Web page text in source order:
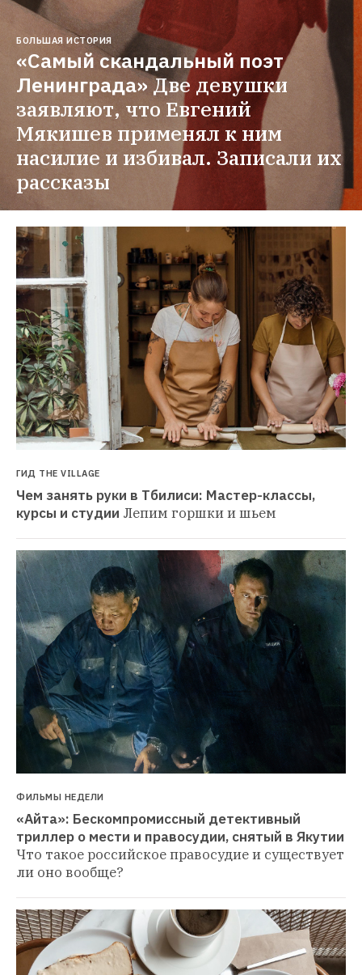
БОЛЬШАЯ ИСТОРИЯ
«Самый скандальный поэт
Ленинграда»Две девушки
заявляют, что Евгений
Мякишев применял к ним
насилие и избивал. Записали их
рассказы
ГИД THE VILLAGE
Чем занять руки в Тбилиси: Мастер-классы,
курсы и студии Лепим горшки и шьем
ФИЛЬМЫ НЕДЕЛИ
«Айта»: Бескомпромиссный детективный
триллер о мести и правосудии, снятый в Якутии
Что такое российское правосудие и существует
ли оно вообще?